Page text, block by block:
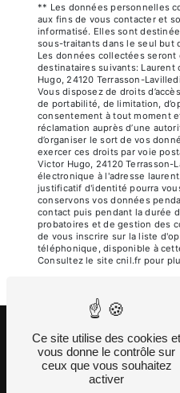
** Les données personnelles
aux fins de vous contacter et
informatisé. Elles sont
sous-traitants dans le seul but
Les données collectées seront
destinataires suivants: Laurent
Hugo, 24120 Terrasson-
Vous disposez de droits
de portabilité, de limitation,
consentement à tout moment
réclamation auprès d’une
d’organiser le sort de vos
exercer ces droits par voie
Victor Hugo, 24120 Terrasson-
électronique à l'adresse
justificatif d'identité pourra
conservons vos données
contact puis pendant la durée
probatoires et de gestion des
de vous inscrire sur la liste
téléphonique, disponible à
Consultez le site cnil.fr pour
©Vistalid- 2026 -
Ce site utilise des cookies et
vous donne le contrôle sur
ceux que vous souhaitez
activer